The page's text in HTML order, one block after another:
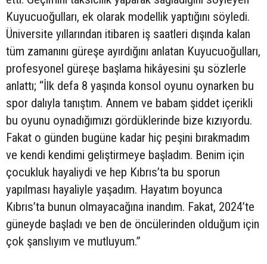
Kuyucuoğulları, ek olarak modellik yaptığını söyledi.
Üniversite yıllarından itibaren iş saatleri dışında kalan
tüm zamanını güreşe ayırdığını anlatan Kuyucuoğulları,
profesyonel güreşe başlama hikâyesini şu sözlerle
anlattı; “İlk defa 8 yaşında konsol oyunu oynarken bu
spor dalıyla tanıştım. Annem ve babam şiddet içerikli
bu oyunu oynadığımızı gördüklerinde bize kızıyordu.
Fakat o günden bugüne kadar hiç peşini bırakmadım
ve kendi kendimi geliştirmeye başladım. Benim için
çocukluk hayaliydi ve hep Kıbrıs’ta bu sporun
yapılması hayaliyle yaşadım. Hayatım boyunca
Kıbrıs’ta bunun olmayacağına inandım. Fakat, 2024’te
güneyde başladı ve ben de öncülerinden olduğum için
çok şanslıyım ve mutluyum.”